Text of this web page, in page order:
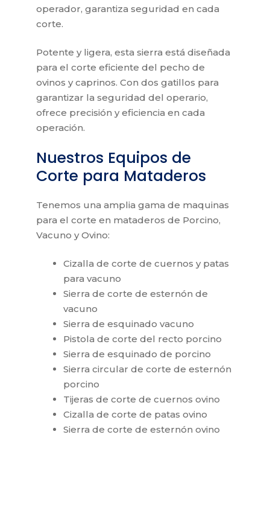
operador, garantiza seguridad en cada
corte.
Potente y ligera, esta sierra está diseñada
para el corte eficiente del pecho de
ovinos y caprinos. Con dos gatillos para
garantizar la seguridad del operario,
ofrece precisión y eficiencia en cada
operación.
Nuestros Equipos de
Corte para Mataderos
Tenemos una amplia gama de maquinas
para el corte en mataderos de Porcino,
Vacuno y Ovino:
Cizalla de corte de cuernos y patas
para vacuno
Sierra de corte de esternón de
vacuno
Sierra de esquinado vacuno
Pistola de corte del recto porcino
Sierra de esquinado de porcino
Sierra circular de corte de esternón
porcino
Tijeras de corte de cuernos ovino
Cizalla de corte de patas ovino
Sierra de corte de esternón ovino